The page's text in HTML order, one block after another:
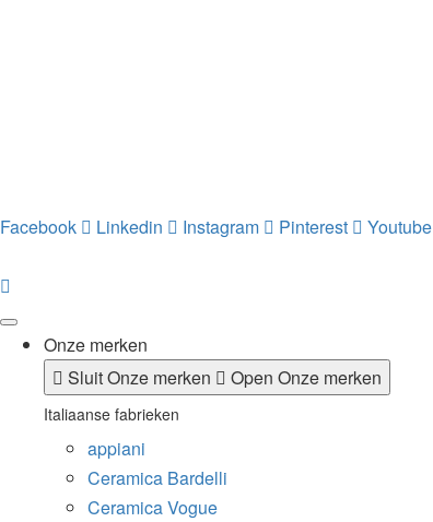
Facebook Linkedin Instagram Pinterest Youtube
Onze merken
Sluit Onze merken
Open Onze merken
Italiaanse fabrieken
appiani
Ceramica Bardelli
Ceramica Vogue